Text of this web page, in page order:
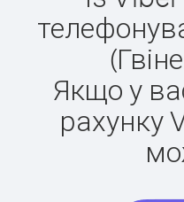
Якщо у
рахунку